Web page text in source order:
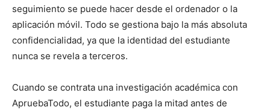
seguimiento se puede hacer desde el ordenador o la
aplicación móvil. Todo se gestiona bajo la más absoluta
confidencialidad, ya que la identidad del estudiante
nunca se revela a terceros.
Cuando se contrata una investigación académica con
ApruebaTodo, el estudiante paga la mitad antes de